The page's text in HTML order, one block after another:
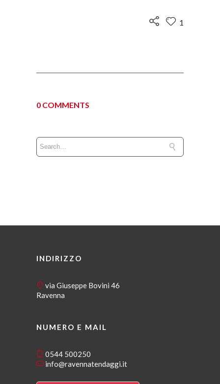
1
0 COMMENTS
INDIRIZZO
via Giuseppe Bovini 46
Ravenna
NUMERO E MAIL
0544 500250
info@ravennatendaggi.it